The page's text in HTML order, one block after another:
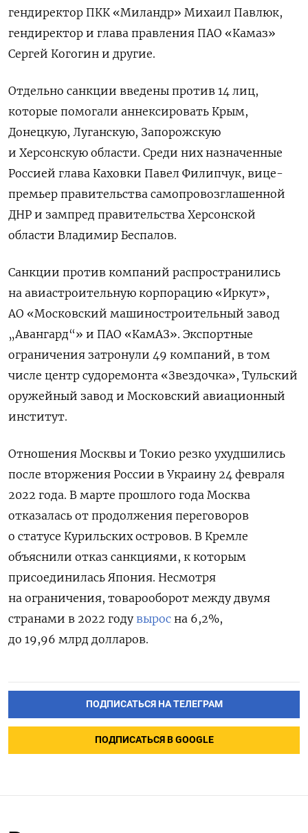
гендиректор ПКК «Миландр» Михаил Павлюк,
гендиректор и глава правления ПАО «Камаз»
Сергей Когогин и другие.
Отдельно санкции введены против 14 лиц,
которые помогали аннексировать Крым,
Донецкую, Луганскую, Запорожскую
и Херсонскую области. Среди них назначенные
Россией глава Каховки Павел Филипчук, вице-
премьер правительства самопровозглашенной
ДНР и зампред правительства Херсонской
области Владимир Беспалов.
Санкции против компаний распространились
на авиастроительную корпорацию «Иркут»,
АО «Московский машиностроительный завод
„Авангард“» и ПАО «КамАЗ». Экспортные
ограничения затронули 49 компаний, в том
числе центр судоремонта «Звездочка», Тульский
оружейный завод и Московский авиационный
институт.
Отношения Москвы и Токио резко ухудшились
после вторжения России в Украину 24 февраля
2022 года. В марте прошлого года Москва
отказалась от продолжения переговоров
о статусе Курильских островов. В Кремле
объяснили отказ санкциями, к которым
присоединилась Япония. Несмотря
на ограничения, товарооборот между двумя
странами в 2022 году вырос на 6,2%,
до 19,96 млрд долларов.
ПОДПИСАТЬСЯ НА ТЕЛЕГРАМ
ПОДПИСАТЬСЯ В GOOGLE